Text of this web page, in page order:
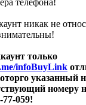
никак не
только
infoBuyLink
указанный
номеру
77-059!